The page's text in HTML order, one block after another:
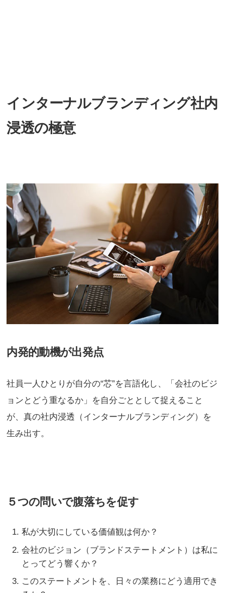
インターナルブランディング社内
浸透の極意
内発的動機が出発点
社員一人ひとりが自分の“芯”を言語化し、「会社のビジ
ョンとどう重なるか」を自分ごととして捉えること
が、真の社内浸透（インターナルブランディング）を
生み出す。
５つの問いで腹落ちを促す
私が大切にしている価値観は何か？
会社のビジョン（ブランドステートメント）は私に
とってどう響くか？
このステートメントを、日々の業務にどう適用でき